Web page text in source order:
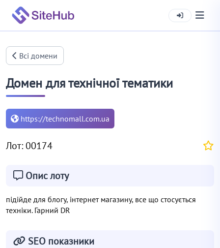
Всі домени
Домен для технічної тематики
https://technomall.com.ua
Лот: 00174
Опис лоту
підійде для блогу, інтернет магазину, все що стосується
техніки. Гарний DR
SEO показники